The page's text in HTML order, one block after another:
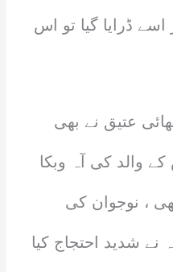
ڈرایا گیا تو اس
عتیق نے بھی
والد کی آہ وبکا
، نوجوان کی
شدید احتجاج کیا